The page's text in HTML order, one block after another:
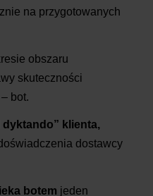
na przygotowanych
obszaru
skuteczności
bot.
klienta,
dostawcy
botem jeden